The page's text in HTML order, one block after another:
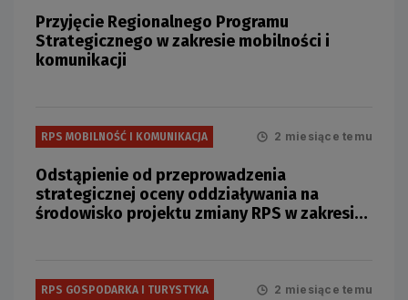
Przyjęcie Regionalnego Programu
Strategicznego w zakresie mobilności i
komunikacji
RPS MOBILNOŚĆ I KOMUNIKACJA 2 miesiące temu
Odstąpienie od przeprowadzenia
strategicznej oceny oddziaływania na
środowisko projektu zmiany RPS w zakresie
RPS GOSPODARKA I TURYSTYKA 2 miesiące temu